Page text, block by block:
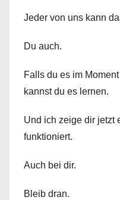
Jeder von uns kann
Du auch.
Falls du es im Moment
kannst du es lernen.
Und ich zeige dir jetzt
funktioniert.
Auch bei dir.
Bleib dran.